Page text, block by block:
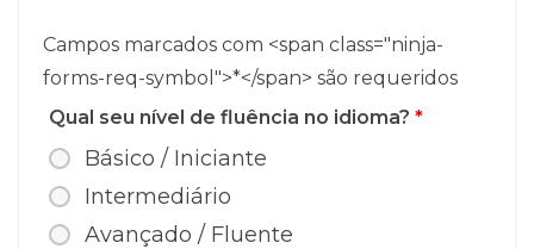
Campos marcados com <span class="ninja-
forms-req-symbol">*</span> são requeridos
Qual seu nível de fluência no idioma? *
Básico / Iniciante
Intermediário
Avançado / Fluente